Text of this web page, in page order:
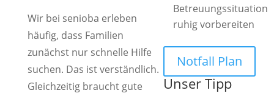
Wir bei senioba erleben
häufig, dass Familien
zunächst nur schnelle Hilfe
suchen. Das ist verständlich.
Gleichzeitig braucht gute
Betreuungssituation
ruhig vorbereiten
Notfall Plan
Unser Tipp